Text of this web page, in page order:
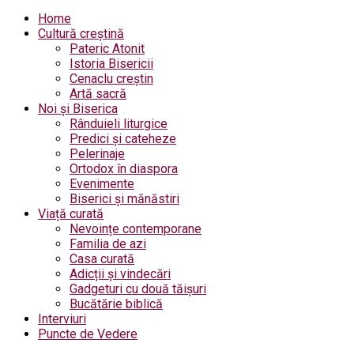
Home
Cultură creștină
Pateric Atonit
Istoria Bisericii
Cenaclu creștin
Artă sacră
Noi și Biserica
Rânduieli liturgice
Predici și cateheze
Pelerinaje
Ortodox în diaspora
Evenimente
Biserici și mănăstiri
Viață curată
Nevoințe contemporane
Familia de azi
Casa curată
Adicții și vindecări
Gadgeturi cu două tăișuri
Bucătărie biblică
Interviuri
Puncte de Vedere